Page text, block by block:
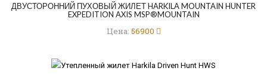
ДВУСТОРОННИЙ ПУХОВЫЙ ЖИЛЕТ HARKILA MOUNTAIN HUNTER
EXPEDITION AXIS MSP®MOUNTAIN
Цена: 56900